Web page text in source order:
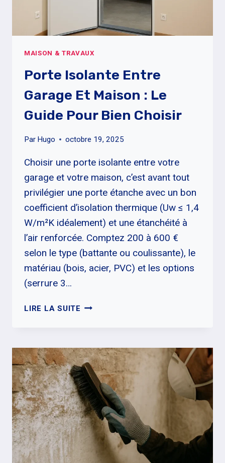
MAISON & TRAVAUX
Porte Isolante Entre
Garage Et Maison : Le
Guide Pour Bien Choisir
Par Hugo octobre 19, 2025
Choisir une porte isolante entre votre
garage et votre maison, c’est avant tout
privilégier une porte étanche avec un bon
coefficient d’isolation thermique (Uw ≤ 1,4
W/m²K idéalement) et une étanchéité à
l’air renforcée. Comptez 200 à 600 €
selon le type (battante ou coulissante), le
matériau (bois, acier, PVC) et les options
(serrure 3…
LIRE LA SUITE PORTE
ET
MAISON
:
LE
GUIDE
POUR
BIEN
CHOISIR